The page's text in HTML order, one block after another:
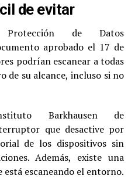
de evitar
de Datos
aprobado el 17 de
podrían escanear a todas
de su alcance, incluso si no
Barkhausen de
que desactive por
de los dispositivos sin
Además, existe una
está escaneando el entorno.